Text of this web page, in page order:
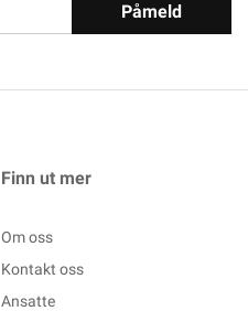
Påmeld
Finn ut mer
Om oss
Kontakt oss
Ansatte